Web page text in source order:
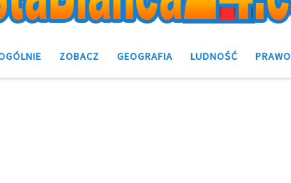
ZOBACZ GEOGRAFIA LUDNOŚĆ PRAWO